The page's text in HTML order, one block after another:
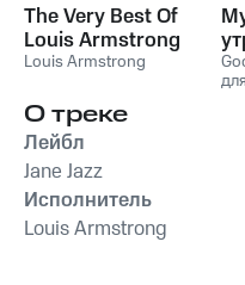
The Very Best Of
Louis Armstrong
Louis Armstrong
О треке
Лейбл
Jane Jazz
Исполнитель
Louis Armstrong